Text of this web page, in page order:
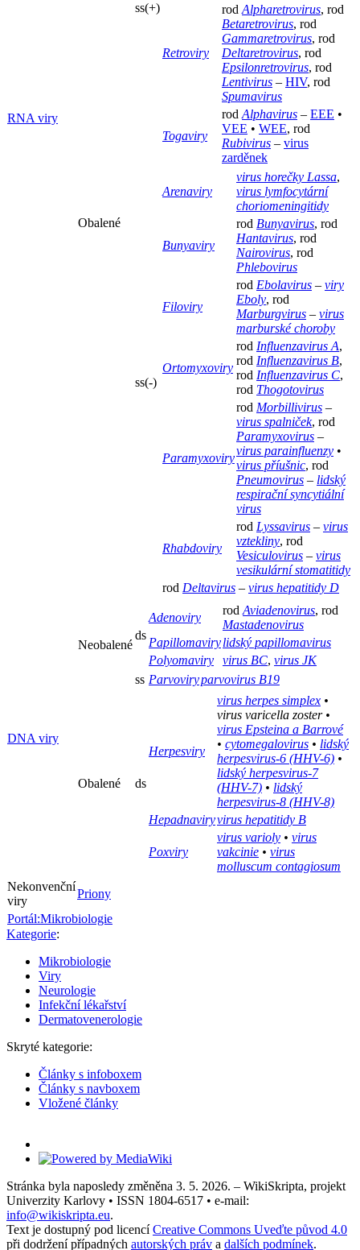
RNA viry
Obalené
ss(+)
Retroviry
rod Alpharetrovirus, rod
Betaretrovirus, rod
Gammaretrovirus, rod
Deltaretrovirus, rod
Epsilonretrovirus, rod
Lentivirus – HIV, rod
Spumavirus
Togaviry
rod Alphavirus – EEE •
VEE • WEE, rod
Rubivirus – virus
zarděnek
ss(-)
Arenaviry
virus horečky Lassa,
virus lymfocytární
choriomeningitidy
Bunyaviry
rod Bunyavirus, rod
Hantavirus, rod
Nairovirus, rod
Phlebovirus
Filoviry
rod Ebolavirus – viry
Eboly, rod
Marburgvirus – virus
marburské choroby
Ortomyxoviry
rod Influenzavirus A,
rod Influenzavirus B,
rod Influenzavirus C,
rod Thogotovirus
Paramyxoviry
rod Morbillivirus –
virus spalniček, rod
Paramyxovirus –
virus parainfluenzy •
virus příušnic, rod
Pneumovirus – lidský
respirační syncytiální
virus
Rhabdoviry
rod Lyssavirus – virus
vztekliny, rod
Vesiculovirus – virus
vesikulární stomatitidy
rod Deltavirus – virus hepatitidy D
DNA viry
Neobalené
ds
Adenoviry
rod Aviadenovirus, rod
Mastadenovirus
Papillomavirylidský papillomavirus
Polyomaviry
virus BC, virus JK
ss Parvoviryparvovirus B19
Obalené ds
Herpesviry
virus herpes simplex •
virus varicella zoster•
virus Epsteina a Barrové
• cytomegalovirus • lidský
herpesvirus-6 (HHV-6) •
lidský herpesvirus-7
(HHV-7) • lidský
herpesvirus-8 (HHV-8)
Hepadnaviryvirus hepatitidy B
Poxviry
virus varioly • virus
vakcinie • virus
molluscum contagiosum
Nekonvenční
viry
Priony
Portál:Mikrobiologie
Kategorie:
Mikrobiologie
Viry
Neurologie
Infekční lékařství
Dermatovenerologie
Skryté kategorie:
Články s infoboxem
Články s navboxem
Vložené články
Stránka byla naposledy změněna 3. 5. 2026. – WikiSkripta, projekt
Univerzity Karlovy • ISSN 1804-6517 • e-mail:
info@wikiskripta.eu.
Text je dostupný pod licencíCreative Commons Uveďte původ 4.0
při dodržení případných autorských práv a dalších podmínek.